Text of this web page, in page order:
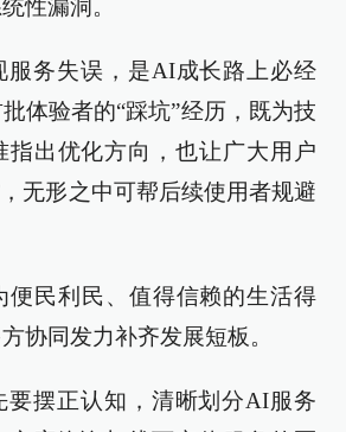
性漏洞。
服务失误，是AI成长路上必经
体验者的“踩坑”经历，既为技
指出优化方向，也让广大用户
无形之中可帮后续使用者规避
便民利民、值得信赖的生活得
协同发力补齐发展短板。
要摆正认知，清晰划分AI服务